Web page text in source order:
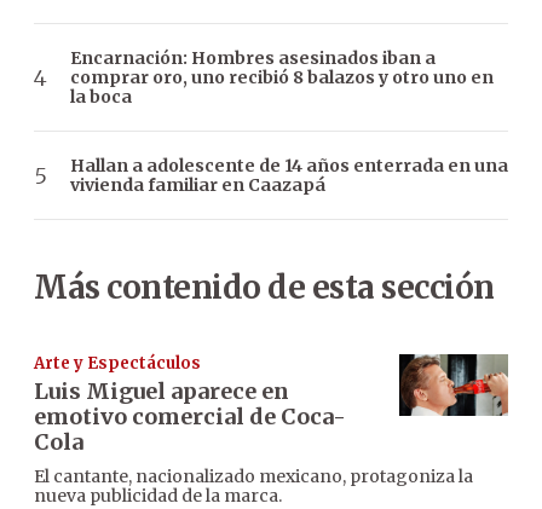
Encarnación: Hombres asesinados iban a
comprar oro, uno recibió 8 balazos y otro uno en
la boca
Hallan a adolescente de 14 años enterrada en una
vivienda familiar en Caazapá
Más contenido de esta sección
Arte y Espectáculos
Luis Miguel aparece en
emotivo comercial de Coca-
Cola
El cantante, nacionalizado mexicano, protagoniza la
nueva publicidad de la marca.